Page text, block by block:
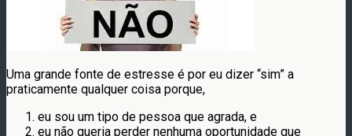
Uma grande fonte de estresse é por eu dizer “sim” a
praticamente qualquer coisa porque,
eu sou um tipo de pessoa que agrada, e
eu não queria perder nenhuma oportunidade que